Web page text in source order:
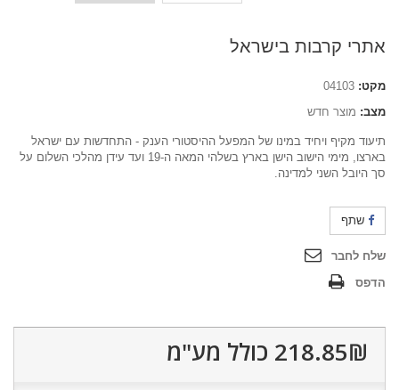
אתרי קרבות בישראל
מקט: 04103
מצב: מוצר חדש
תיעוד מקיף ויחיד במינו של המפעל ההיסטורי הענק - התחדשות עם ישראל
בארצו, מימי הישוב הישן בארץ בשלהי המאה ה-19 ועד עידן מהלכי השלום על
סך היובל השני למדינה.
שתף
שלח לחבר
הדפס
218.85₪‎ כולל מע"מ